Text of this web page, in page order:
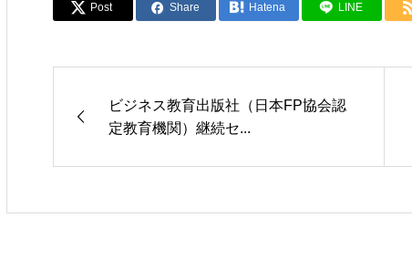
Post Share Hatena LINE
ビジネス教育出版社（日本FP協会認
定教育機関）継続セ...